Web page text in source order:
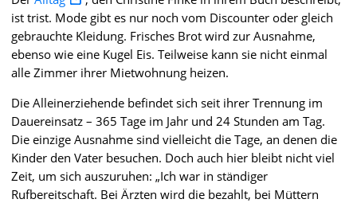
ist trist. Mode gibt es nur noch vom Discounter oder gleich
gebrauchte Kleidung. Frisches Brot wird zur Ausnahme,
ebenso wie eine Kugel Eis. Teilweise kann sie nicht einmal
alle Zimmer ihrer Mietwohnung heizen.
Die Alleinerziehende befindet sich seit ihrer Trennung im
Dauereinsatz – 365 Tage im Jahr und 24 Stunden am Tag.
Die einzige Ausnahme sind vielleicht die Tage, an denen die
Kinder den Vater besuchen. Doch auch hier bleibt nicht viel
Zeit, um sich auszuruhen: „Ich war in ständiger
Rufbereitschaft. Bei Ärzten wird die bezahlt, bei Müttern